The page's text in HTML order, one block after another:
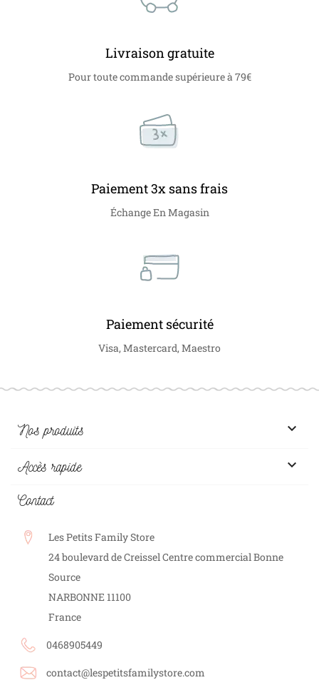
Livraison gratuite
Pour toute commande supérieure à 79€
Paiement 3x sans frais
Échange En Magasin
Paiement sécurité
Visa, Mastercard, Maestro
Nos produits 
Accès rapide 
Contact
Les Petits Family Store
24 boulevard de Creissel Centre commercial Bonne
Source
NARBONNE 11100
France
0468905449
contact@lespetitsfamilystore.com